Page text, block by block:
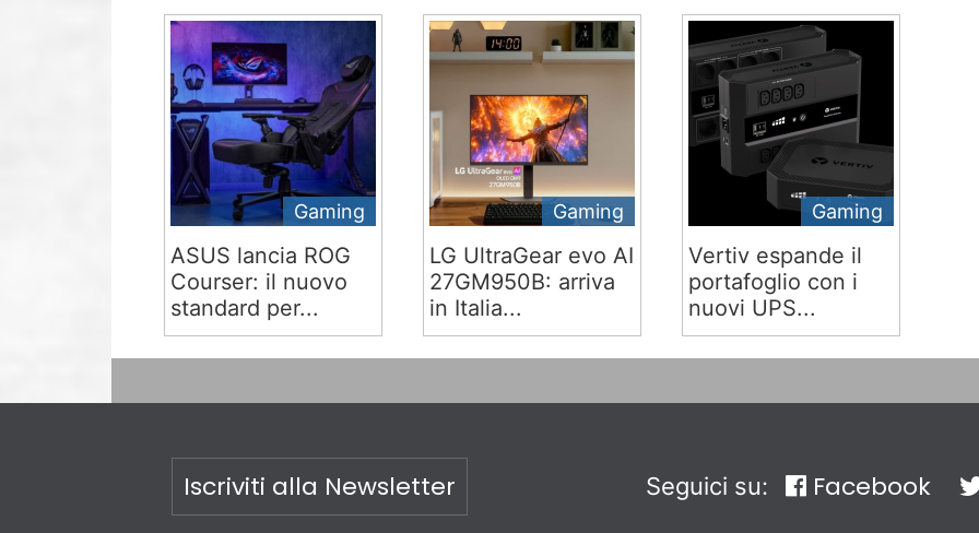
Gaming
ASUS lancia ROG
Courser: il nuovo
standard per...
Gaming
LG UltraGear evo AI
27GM950B: arriva
in Italia...
Gaming
Vertiv espande il
portafoglio con i
nuovi UPS...
Iscriviti alla Newsletter Seguici su: Facebook